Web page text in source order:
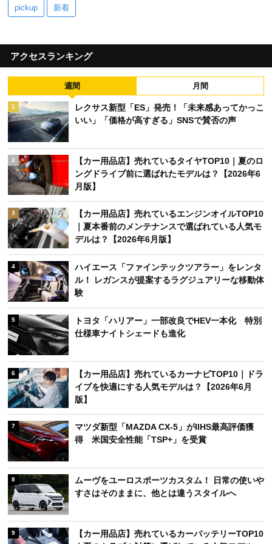
pickup 新着
アクセスランキング
週間 月間
1
レクサス新型「ES」発売！「未来感あってかっこ
いい」「価格が高すぎる」SNSで賛否の声
2
【カー用品店】売れているタイヤTOP10｜夏のロ
ングドライブ前に選ばれたモデルは？【2026年6
月版】
3
【カー用品店】売れているエンジンオイルTOP10
｜夏本番前のメンテナンスで選ばれている人気モ
デルは？【2026年6月版】
4
ハイエース「ファインテックツアラー」をレンタ
ル！ レガンスが提案するラグジュアリーな移動体
験
5
トヨタ「ハリアー」一部改良でHEV一本化 特別
仕様車ナイトシェードも進化
6
【カー用品店】売れているカーナビTOP10｜ドラ
イブを快適にする人気モデルは？【2026年6月
版】
7
マツダ新型「MAZDA CX-5」がIIHS最高評価獲
得 米国安全性能「TSP+」を受賞
8
ムーヴをユーロスポーツカスタム！ 日常の使いや
すさはそのままに、他とは違うスタイルへ
9
【カー用品店】売れているカーバッテリーTOP10